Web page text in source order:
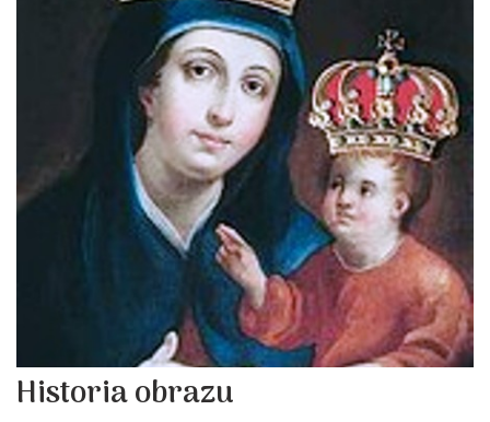
Historia obrazu